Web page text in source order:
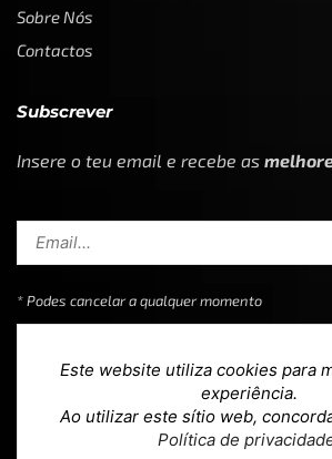
Sobre Nós
Contactos
Subscrever
Insere o teu email e recebe as
* Podes cancelar a qualquer momento
Copyright © 2023Loja 39. Todos os
Este website utiliza cookies para
experiência.
Ao utilizar este sítio web,
Política de